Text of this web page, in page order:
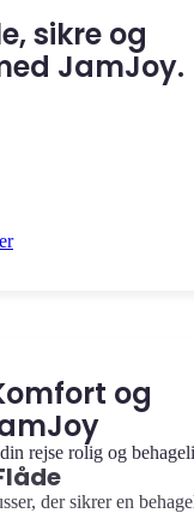
sikre og
JamJoy.
og
rejse rolig og
der sikrer en